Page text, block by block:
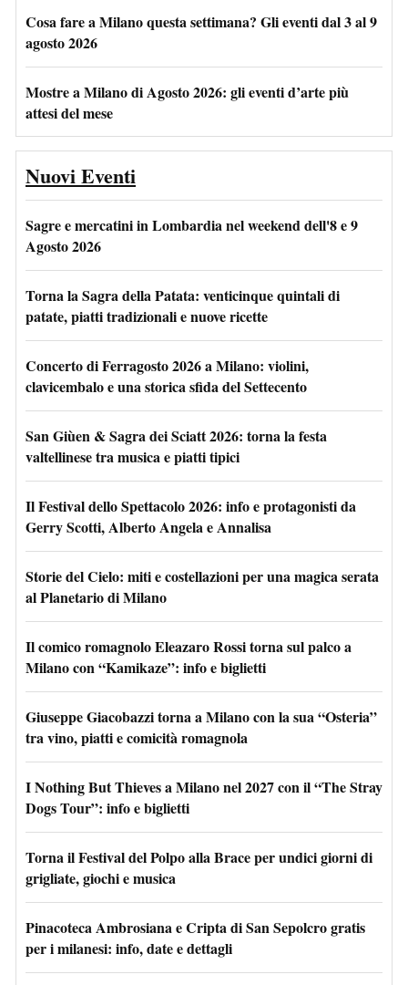
Cosa fare a Milano questa settimana? Gli eventi dal 3 al 9
agosto 2026
Mostre a Milano di Agosto 2026: gli eventi d’arte più
attesi del mese
Nuovi Eventi
Sagre e mercatini in Lombardia nel weekend dell'8 e 9
Agosto 2026
Torna la Sagra della Patata: venticinque quintali di
patate, piatti tradizionali e nuove ricette
Concerto di Ferragosto 2026 a Milano: violini,
clavicembalo e una storica sfida del Settecento
San Giùen & Sagra dei Sciatt 2026: torna la festa
valtellinese tra musica e piatti tipici
Il Festival dello Spettacolo 2026: info e protagonisti da
Gerry Scotti, Alberto Angela e Annalisa
Storie del Cielo: miti e costellazioni per una magica serata
al Planetario di Milano
Il comico romagnolo Eleazaro Rossi torna sul palco a
Milano con “Kamikaze”: info e biglietti
Giuseppe Giacobazzi torna a Milano con la sua “Osteria”
tra vino, piatti e comicità romagnola
I Nothing But Thieves a Milano nel 2027 con il “The Stray
Dogs Tour”: info e biglietti
Torna il Festival del Polpo alla Brace per undici giorni di
grigliate, giochi e musica
Pinacoteca Ambrosiana e Cripta di San Sepolcro gratis
per i milanesi: info, date e dettagli